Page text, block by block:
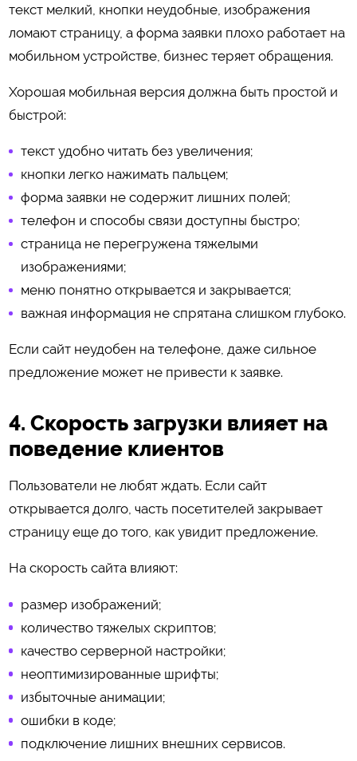
текст мелкий, кнопки неудобные, изображения
ломают страницу, а форма заявки плохо работает на
мобильном устройстве, бизнес теряет обращения.
Хорошая мобильная версия должна быть простой и
быстрой:
текст удобно читать без увеличения;
кнопки легко нажимать пальцем;
форма заявки не содержит лишних полей;
телефон и способы связи доступны быстро;
страница не перегружена тяжелыми
изображениями;
меню понятно открывается и закрывается;
важная информация не спрятана слишком глубоко.
Если сайт неудобен на телефоне, даже сильное
предложение может не привести к заявке.
4. Скорость загрузки влияет на
поведение клиентов
Пользователи не любят ждать. Если сайт
открывается долго, часть посетителей закрывает
страницу еще до того, как увидит предложение.
На скорость сайта влияют:
размер изображений;
количество тяжелых скриптов;
качество серверной настройки;
неоптимизированные шрифты;
избыточные анимации;
ошибки в коде;
подключение лишних внешних сервисов.